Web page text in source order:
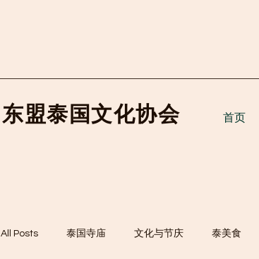
东盟泰国文化协会 首页
All Posts 泰国寺庙 文化与节庆 泰美食